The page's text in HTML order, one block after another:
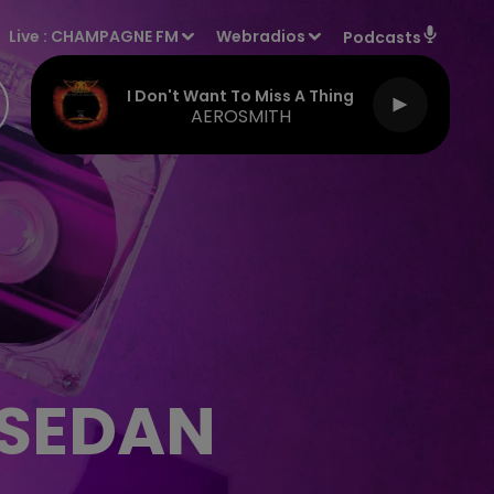
Live : CHAMPAGNE FM Webradios Podcasts
I Don't Want To Miss A Thing
AEROSMITH